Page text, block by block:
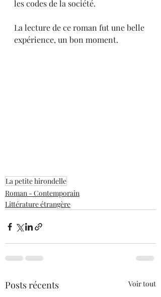
les codes de la société.
La lecture de ce roman fut une belle
expérience, un bon moment.
La petite hirondelle
Roman - Contemporain
Littérature étrangère
Posts récents Voir tout